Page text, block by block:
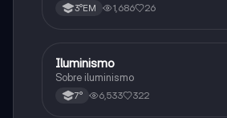
3°EM 1,686 26
IHistória
Iluminismo
Sobre iluminismo
7° 6,533 322